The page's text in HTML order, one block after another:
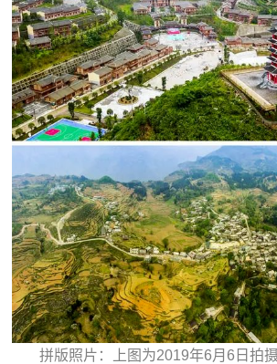
拼版照片：上图为2019年6月6日拍